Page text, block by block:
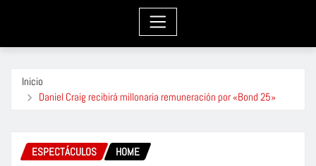
Inicio
Daniel Craig recibirá millonaria remuneración por «Bond 25»
ESPECTÁCULOS HOME